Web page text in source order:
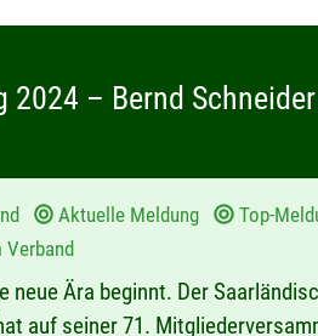
2024 – Bernd
Aktuelle Meldung
Top-
neue Ära beginnt. Der
auf seiner 71.